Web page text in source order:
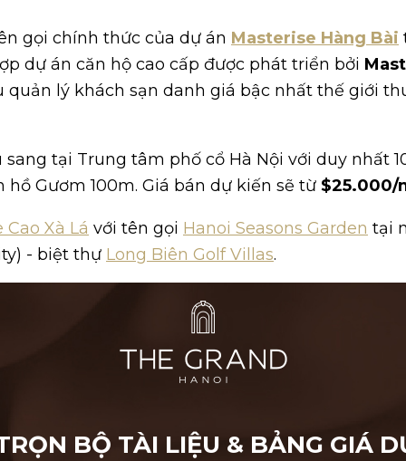
gọi chính thức của dự án Masterise Hàng Bài
dự án căn hộ cao cấp được phát triển bởi
lý khách sạn danh giá bậc nhất thế giới
tại Trung tâm phố cổ Hà Nội với duy nhất
Gươm 100m. Giá bán dự kiến sẽ từ $25.000/
Xà Lá với tên gọi Hanoi Seasons Garden tại
- biệt thự Long Biên Golf Villas.
BỘ TÀI LIỆU & BẢNG GIÁ